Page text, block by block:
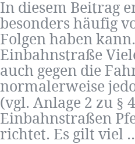
In diesem Beitrag
besonders häufig
Folgen haben
Einbahnstraße
auch gegen die
normalerweise
(vgl. Anlage 2 zu §
Einbahnstraßen
richtet. Es gilt viel